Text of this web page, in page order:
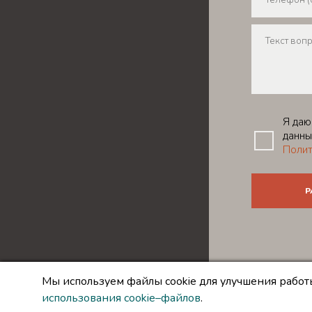
Я даю
Copyright ©
Создание и
Мы используем файлы cookie для улучшения
использования cookie–файлов.